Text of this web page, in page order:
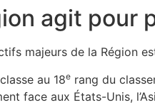
agit pour
majeurs de la Région
au 18e rang du
face aux États-Unis,